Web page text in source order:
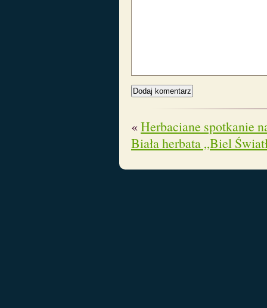
«Herbaciane spotkanie
Biała herbata „Biel